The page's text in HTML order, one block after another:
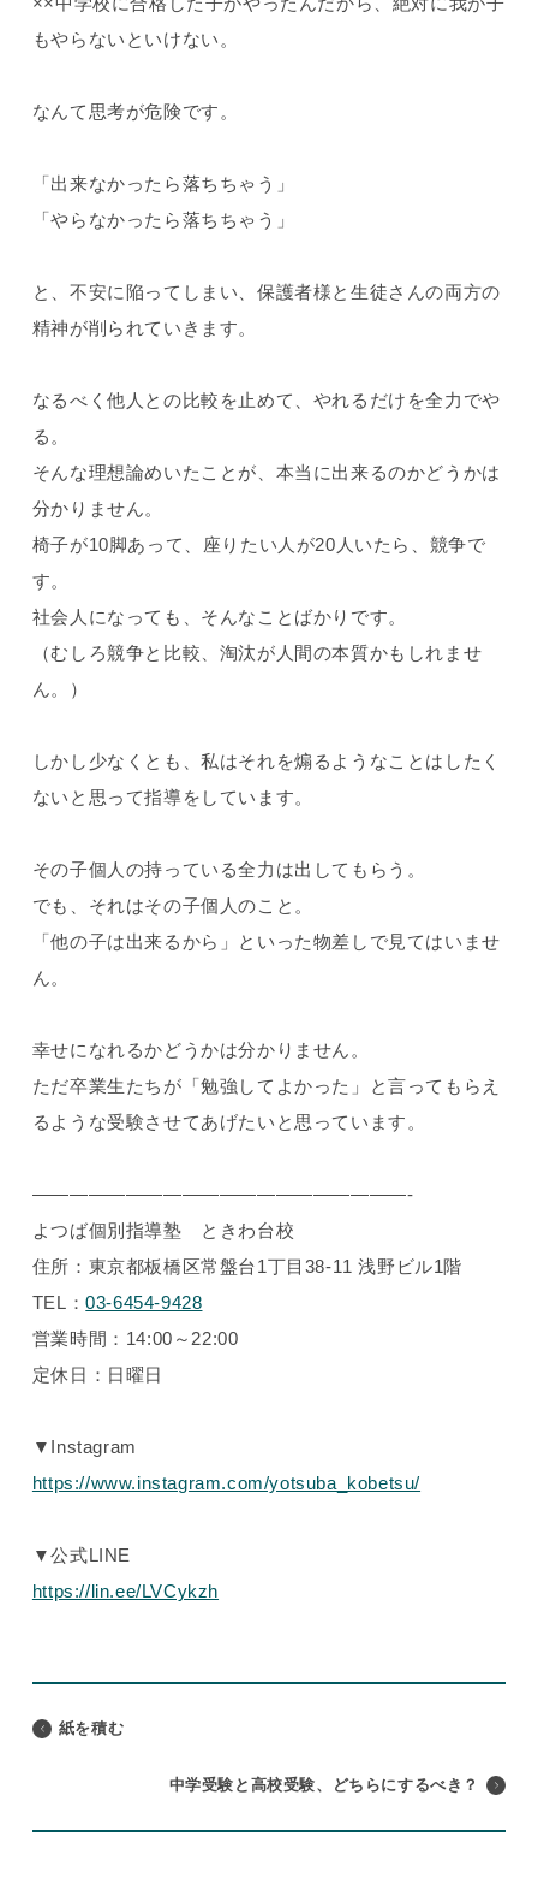
もやらないといけない。
なんて思考が危険です。
「出来なかったら落ちちゃう」
「やらなかったら落ちちゃう」
と、不安に陥ってしまい、保護者様と生徒さんの両方の
精神が削られていきます。
なるべく他人との比較を止めて、やれるだけを全力でや
る。
そんな理想論めいたことが、本当に出来るのかどうかは
分かりません。
椅子が10脚あって、座りたい人が20人いたら、競争で
す。
社会人になっても、そんなことばかりです。
（むしろ競争と比較、淘汰が人間の本質かもしれませ
ん。）
しかし少なくとも、私はそれを煽るようなことはしたく
ないと思って指導をしています。
その子個人の持っている全力は出してもらう。
でも、それはその子個人のこと。
「他の子は出来るから」といった物差しで見てはいませ
ん。
幸せになれるかどうかは分かりません。
ただ卒業生たちが「勉強してよかった」と言ってもらえ
るような受験させてあげたいと思っています。
————————————————————-
よつば個別指導塾 ときわ台校
住所：東京都板橋区常盤台1丁目38-11 浅野ビル1階
TEL：03-6454-9428
営業時間：14:00～22:00
定休日：日曜日
▼Instagram
https://www.instagram.com/yotsuba_kobetsu/
▼公式LINE
https://lin.ee/LVCykzh
紙を積む
中学受験と高校受験、どちらにするべき？